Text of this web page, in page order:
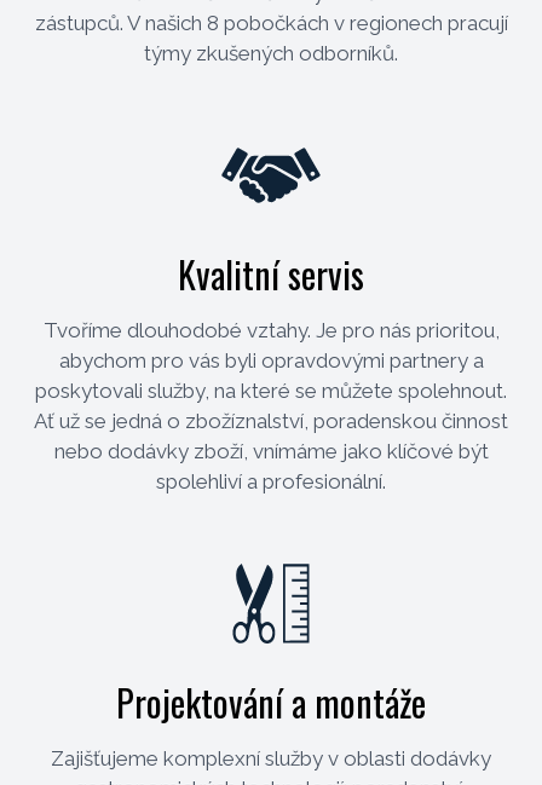
zástupců. V našich 8 pobočkách v regionech pracují
týmy zkušených odborníků.
Kvalitní servis
Tvoříme dlouhodobé vztahy. Je pro nás prioritou,
abychom pro vás byli opravdovými partnery a
poskytovali služby, na které se můžete spolehnout.
Ať už se jedná o zbožíznalství, poradenskou činnost
nebo dodávky zboží, vnímáme jako klíčové být
spolehliví a profesionální.
Projektování a montáže
Zajišťujeme komplexní služby v oblasti dodávky